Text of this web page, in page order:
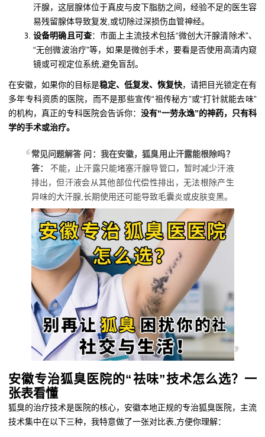
汗腺，这层腺体位于真皮与皮下脂肪之间，经验不足的医生容
易残留腺体导致复发,或切除过深损伤血管神经。
设备明确且可查：市面上主流技术包括“微创大汗腺清除术”、
“无创微波治疗”等，如果是微创手术，要看是否使用高清内窥
镜或可视定位系统,避免盲刮。
在安徽，如果你的目标是稳定、低复发、恢复快，请把目光锁定在有
多年专科资质的医院，而不是那些宣传“祖传秘方”或“打针就能去味”
的机构，真正的专科医院会告诉你： 没有“一劳永逸”的神药，只有科
学的手术或治疗。
常见问题解答 问：我在安徽，狐臭用止汗露能根除吗？
答：
不能，止汗露只能堵塞汗腺导管口，暂时减少汗液
排出，但汗液会从其他部位代偿性排出，无法根除产生
异味的大汗腺,长期使用还可能导致毛囊炎或皮肤变黑。
安徽专治狐臭医院的“祛味”技术怎么选？一
张表看懂
狐臭的治疗技术是医院的核心，安徽本地正规的专治狐臭医院，主流
技术集中在以下三种，我特意做了一张对比表,方便你理解：